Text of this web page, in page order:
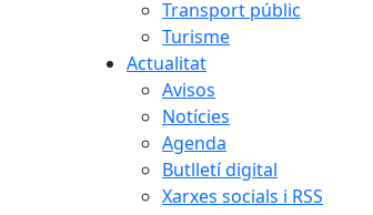
Transport públic
Turisme
Actualitat
Avisos
Notícies
Agenda
Butlletí digital
Xarxes socials i RSS